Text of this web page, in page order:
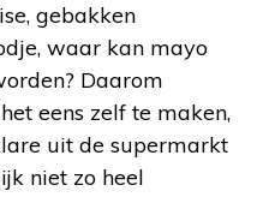
gebakken
waar kan mayo
Daarom
eens zelf te maken,
uit de supermarkt
niet zo heel